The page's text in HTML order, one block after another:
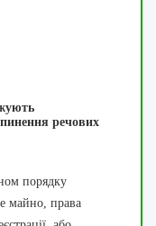
речових
порядку
майно, права